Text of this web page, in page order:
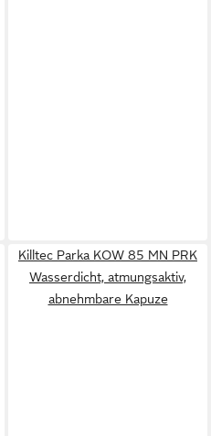
Killtec Parka KOW 85 MN PRK
Wasserdicht, atmungsaktiv,
abnehmbare Kapuze